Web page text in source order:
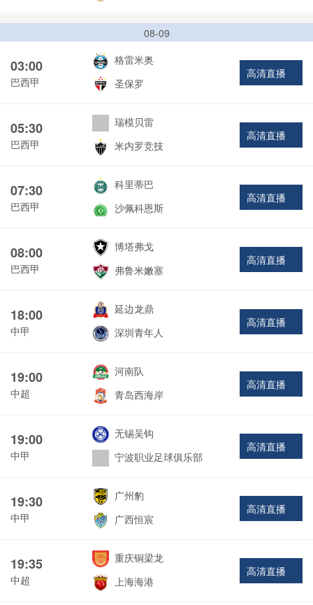
08-09
03:00
巴西甲
格雷米奥
圣保罗
高清直播
05:30
巴西甲
瑞模贝雷
米内罗竞技
高清直播
07:30
巴西甲
科里蒂巴
沙佩科恩斯
高清直播
08:00
巴西甲
博塔弗戈
弗鲁米嫩塞
高清直播
18:00
中甲
延边龙鼎
深圳青年人
高清直播
19:00
中超
河南队
青岛西海岸
高清直播
19:00
中甲
无锡吴钩
宁波职业足球俱乐部
高清直播
19:30
中甲
广州豹
广西恒宸
高清直播
19:35
中超
重庆铜梁龙
上海海港
高清直播